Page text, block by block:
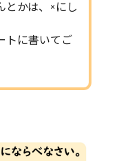
とかは、×にし
トに書いてご